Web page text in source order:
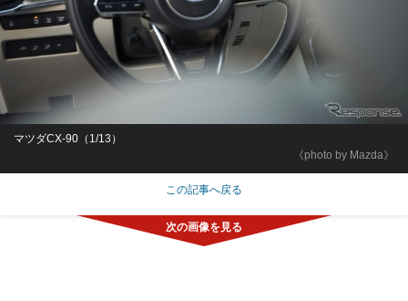
《photo by Mazda》
マツダCX-90（1/13）
この記事へ戻る